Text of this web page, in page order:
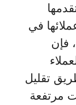
في
فإن
تقليل
مرتفعة